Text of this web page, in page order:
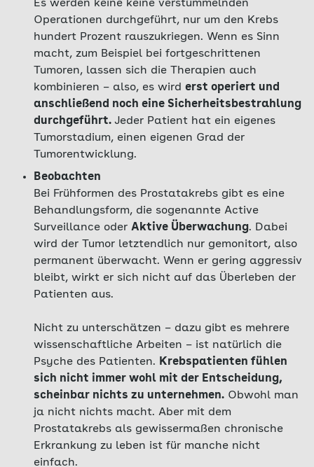
Es werden keine keine verstümmelnden
Operationen durchgeführt, nur um den Krebs
hundert Prozent rauszukriegen. Wenn es Sinn
macht, zum Beispiel bei fortgeschrittenen
Tumoren, lassen sich die Therapien auch
kombinieren – also, es wird erst operiert und
anschließend noch eine Sicherheitsbestrahlung
durchgeführt. Jeder Patient hat ein eigenes
Tumorstadium, einen eigenen Grad der
Tumorentwicklung.
Beobachten
Bei Frühformen des Prostatakrebs gibt es eine
Behandlungsform, die sogenannte Active
Surveillance oder Aktive Überwachung. Dabei
wird der Tumor letztendlich nur gemonitort, also
permanent überwacht. Wenn er gering aggressiv
bleibt, wirkt er sich nicht auf das Überleben der
Patienten aus.
Nicht zu unterschätzen – dazu gibt es mehrere
wissenschaftliche Arbeiten – ist natürlich die
Psyche des Patienten. Krebspatienten fühlen
sich nicht immer wohl mit der Entscheidung,
scheinbar nichts zu unternehmen. Obwohl man
ja nicht nichts macht. Aber mit dem
Prostatakrebs als gewissermaßen chronische
Erkrankung zu leben ist für manche nicht
einfach.